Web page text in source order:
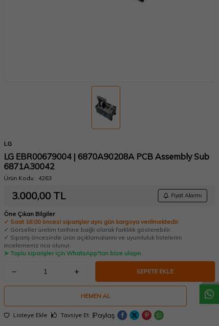
W
h
a
t
a
p
p
D
e
s
t
e
H
a
t
t
LG
LG EBR00679004 | 6870A90208A PCB Assembly Sub
6871A30042
Ürün Kodu : 4263
3.000,00 TL Fiyat Alarmı
Öne Çıkan Bilgiler
✓ Saat 16:00 öncesi siparişler aynı gün kargoya verilmektedir.
✓ Görseller üretim tarihine bağlı olarak farklılık gösterebilir.
✓ Sipariş öncesinde ürün açıklamalarını ve uyumluluk listelerini
incelemeniz rica olunur.
➤ Toplu siparişler için WhatsApp'tan bize ulaşın.
SEPETE EKLE
HEMEN AL
Listeye Ekle Tavsiye Et Paylaş